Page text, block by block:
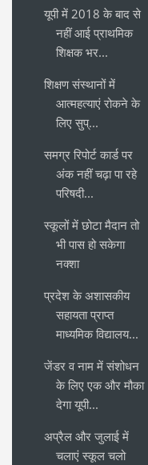
यूपी में 2018 के बाद से
नहीं आई प्राथमिक
शिक्षक भर...
शिक्षण संस्थानों में
आत्महत्याएं रोकने के
लिए सुप्...
समग्र रिपोर्ट कार्ड पर
अंक नहीं चढ़ा पा रहे
परिषदी...
स्कूलों में छोटा मैदान तो
भी पास हो सकेगा
नक्शा
प्रदेश के अशासकीय
सहायता प्राप्त
माध्यमिक विद्यालय...
जेंडर व नाम में संशोधन
के लिए एक और मौका
देगा यूपी...
अप्रैल और जुलाई में
चलाएं स्कूल चलो